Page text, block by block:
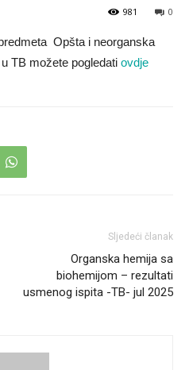
0
981
Opšta i neorganska
TB možete pogledati ovdje
Sljedeći članak
Organska hemija sa
biohemijom – rezultati
usmenog ispita -TB- jul 2025